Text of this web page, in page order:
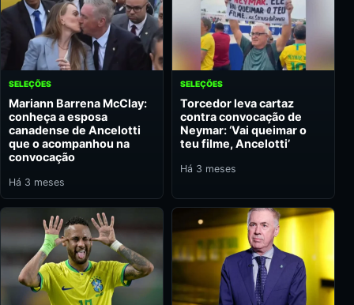
SELEÇÕES
Mariann Barrena McClay:
conheça a esposa
canadense de Ancelotti
que o acompanhou na
convocação
Há 3 meses
SELEÇÕES
Torcedor leva cartaz
contra convocação de
Neymar: ‘Vai queimar o
teu filme, Ancelotti’
Há 3 meses